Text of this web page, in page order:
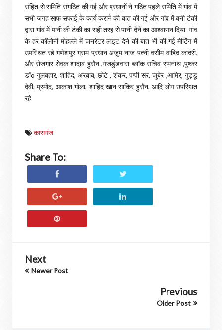
सहित से समिति संगठित की गई और प्रधानों ने गठित पहले समिति में गांव में
सभी जगह साफ सफाई के कार्य कराने की बात की गई और गांव में बनी टंकी
द्वारा गांव में पानी की टंकी का सही तरह से पानी देने का आश्वासन दिया गांव
के हर कॉलोनी मोहल्ले में जनरेटर लाइट देने की बात भी की गई मीटिंग में
उपस्थित रहे गणेशपुर ग्राम प्रधान अंजुम नाज पत्नी वसीम वाहिद कादरी,
और रोजगार सेवक शादाब हुसैन ,गंजडुंडवारा ब्लॉक सचिव रामनाथ ,पुष्कर
डॉo गुलबहार, शाहिद, अरबाब, छोटे , शंकर, पप्पी सर, जुबेर ,आमिर, गुड्डू
देवी, प्रमोद, आकाश गोला, शाहिद खान साकिर हुसैन, आदि लोग उपस्थित
रहे
कासगंज
Share To:
Next
Newer Post
Previous
Older Post